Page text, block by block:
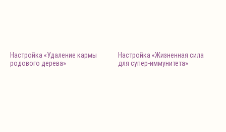
Настройка «Удаление кармы
родового дерева»
Настройка «Жизненная сила
для супер-иммунитета»